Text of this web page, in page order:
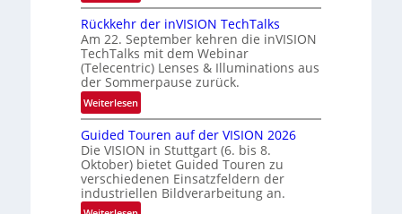
U
n
b
e
g
r
e
z
t
e
M
Rückkehr der inVISION TechTalks
Am 22. September kehren die inVISION
TechTalks mit dem Webinar
(Telecentric) Lenses & Illuminations aus
der Sommerpause zurück.
Weiterlesen:
R
ü
c
k
k
e
Guided Touren auf der VISION 2026
Die VISION in Stuttgart (6. bis 8.
Oktober) bietet Guided Touren zu
verschiedenen Einsatzfeldern der
industriellen Bildverarbeitung an.